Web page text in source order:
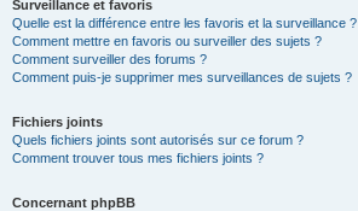
Surveillance et favoris
Quelle est la différence entre les favoris et la surveillance ?
Comment mettre en favoris ou surveiller des sujets ?
Comment surveiller des forums ?
Comment puis-je supprimer mes surveillances de sujets ?
Fichiers joints
Quels fichiers joints sont autorisés sur ce forum ?
Comment trouver tous mes fichiers joints ?
Concernant phpBB